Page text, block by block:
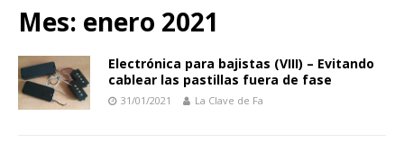
Mes: enero 2021
Electrónica para bajistas (VIII) – Evitando
cablear las pastillas fuera de fase
31/01/2021 La Clave de Fa